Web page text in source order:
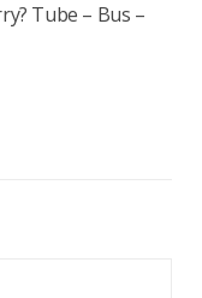
Tube – Bus –